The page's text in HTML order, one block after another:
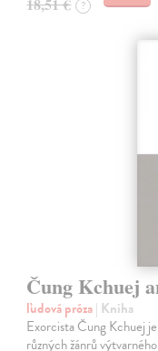
?
Čung Kchuej
ľudová próza| Kniha
Exorcista Čung Kchuej
různých žánrů